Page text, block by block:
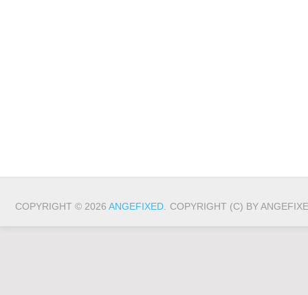
COPYRIGHT © 2026 ANGEFIXED. COPYRIGHT (C) BY